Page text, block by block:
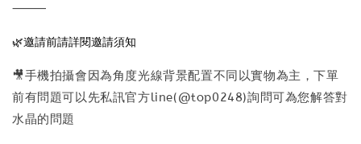
⸻
🌿邀請前請詳閱邀請須知
🎥手機拍攝會因為角度光線背景配置不同以實物為主，下單
前有問題可以先私訊官方line(@top0248)詢問可為您解答對
水晶的問題